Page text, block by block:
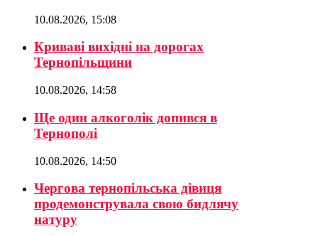
10.08.2026, 15:08
Криваві вихідні на дорогах
Тернопільщини
10.08.2026, 14:58
Ще один алкоголік допився в
Тернополі
10.08.2026, 14:50
Чергова тернопільська дівиця
продемонструвала свою бидлячу
натуру